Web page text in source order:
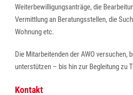
Weiterbewilligungsanträge, die
Vermittlung an Beratungsstellen, die
Wohnung etc.
Die Mitarbeitenden der AWO versuchen,
unterstützen – bis hin zur Begleitung zu
Kontakt